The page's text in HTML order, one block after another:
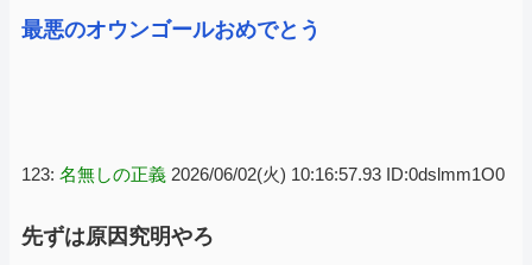
最悪のオウンゴールおめでとう
123: 名無しの正義 2026/06/02(火) 10:16:57.93 ID:0dslmm1O0
先ずは原因究明やろ